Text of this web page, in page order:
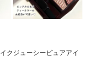
クジューシーピュアアイ